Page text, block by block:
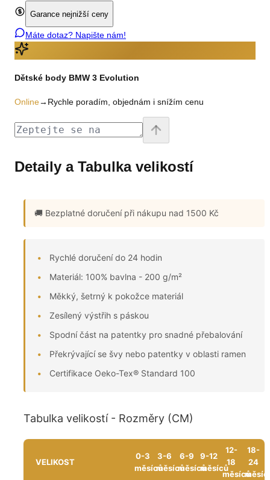
Garance nejnižší ceny
Máte dotaz? Napište nám!
Dětské body BMW 3 Evolution
Online→ Rychle poradím, objednám i snížím cenu
Detaily a Tabulka velikostí
🚚 Bezplatné doručenípři nákupu nad 1500 Kč
Rychlé doručení do 24 hodin
Materiál: 100% bavlna - 200 g/m²
Měkký, šetrný k pokožce materiál
Zesílený výstřih s páskou
Spodní část na patentky pro snadné přebalování
Překrývající se švy nebo patentky v oblasti ramen
Certifikace Oeko-Tex® Standard 100
Tabulka velikostí - Rozměry (CM)
VELIKOST
0-3
měsíců
3-6
měsíců
6-9
měsíců
9-12
měsíců
12-
18
měsíců
18-
24